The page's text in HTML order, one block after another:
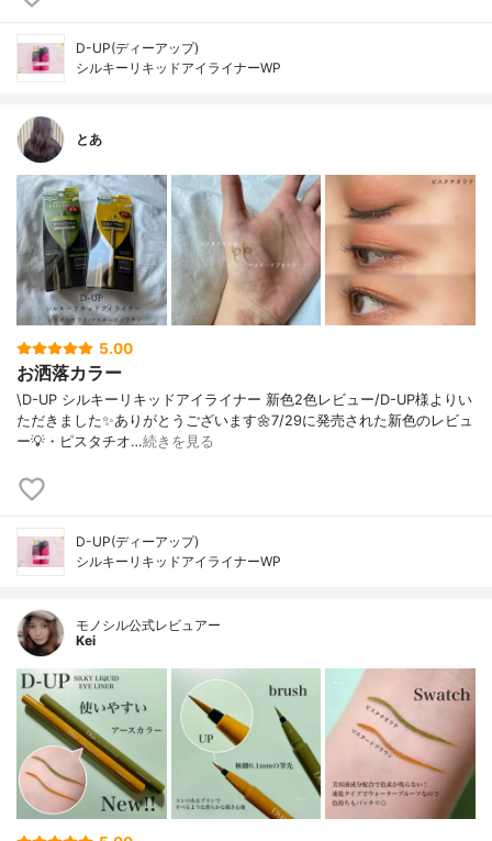
D-UP(ディーアップ)
シルキーリキッドアイライナーWP
とあ
5.00
お洒落カラー
\D-UP シルキーリキッドアイライナー 新色2色レビュー/D-UP様よりい
ただきました✨ありがとうございます🌼7/29に発売された新色のレビュ
ー💡・ピスタチオ…続きを見る
D-UP(ディーアップ)
シルキーリキッドアイライナーWP
モノシル公式レビュアー
Kei